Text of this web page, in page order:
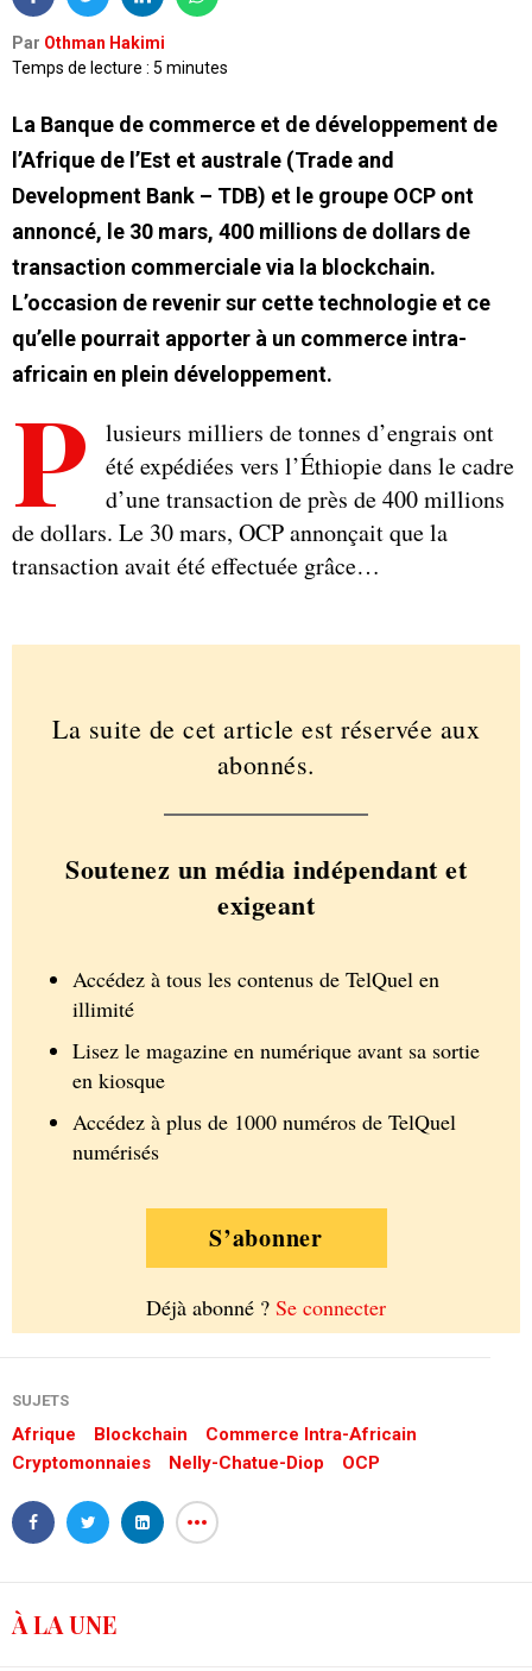
Par Othman Hakimi
Temps de lecture : 5 minutes
La Banque de commerce et de développement de
l’Afrique de l’Est et australe (Trade and
Development Bank – TDB) et le groupe OCP ont
annoncé, le 30 mars, 400 millions de dollars de
transaction commerciale via la blockchain.
L’occasion de revenir sur cette technologie et ce
qu’elle pourrait apporter à un commerce intra-
africain en plein développement.
P
lusieurs milliers de tonnes d’engrais ont
été expédiées vers l’Éthiopie dans le cadre
d’une transaction de près de 400 millions
de dollars. Le 30 mars, OCP annonçait que la
transaction avait été effectuée grâce…
La suite de cet article est réservée aux
abonnés.
Soutenez un média indépendant et
exigeant
Accédez à tous les contenus de TelQuel en
illimité
Lisez le magazine en numérique avant sa sortie
en kiosque
Accédez à plus de 1000 numéros de TelQuel
numérisés
S’abonner
Déjà abonné ? Se connecter
SUJETS
Afrique Blockchain
Commerce Intra-Africain
Cryptomonnaies
Nelly-Chatue-Diop OCP
À LA UNE